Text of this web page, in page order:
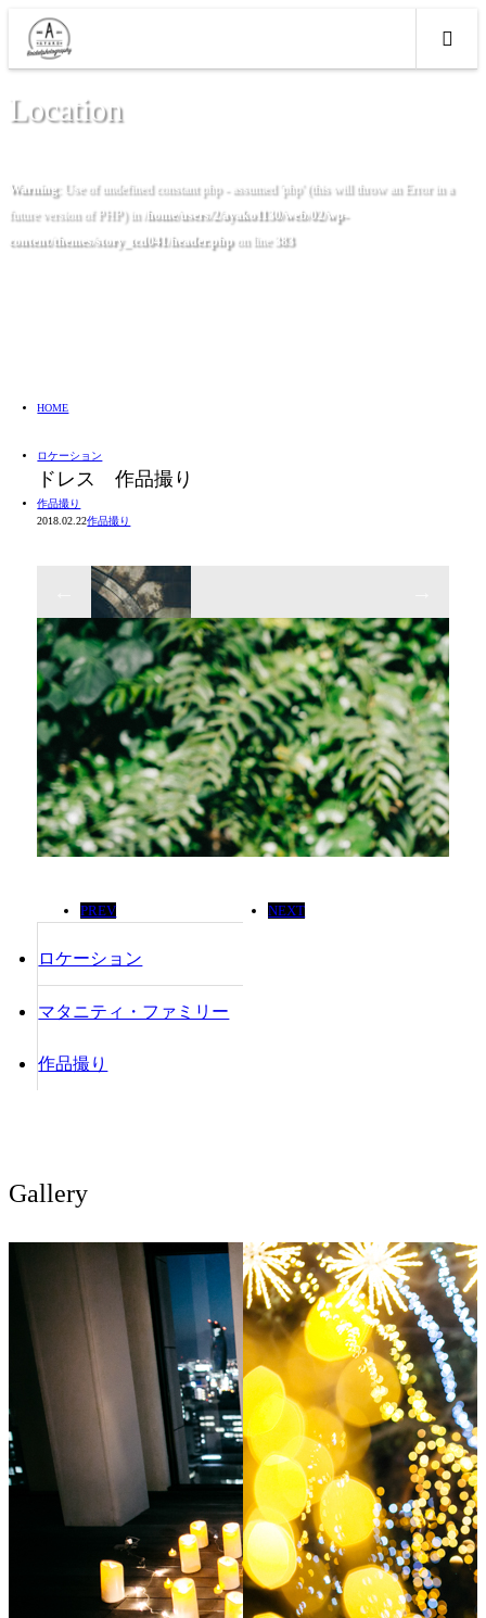
Location
Warning: Use of undefined constant php - assumed 'php' (this will throw an Error in a
future version of PHP) in /home/users/2/ayako1130/web/02/wp-
content/themes/story_tcd041/header.phpon line 383
HOME
ロケーション
作品撮り
ドレス 作品撮り
2018.02.22作品撮り
PREV NEXT
ロケーション
マタニティ・ファミリー
作品撮り
Gallery